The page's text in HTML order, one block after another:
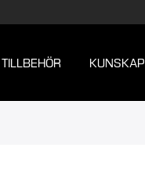
TILLBEHÖR KUNSKAP